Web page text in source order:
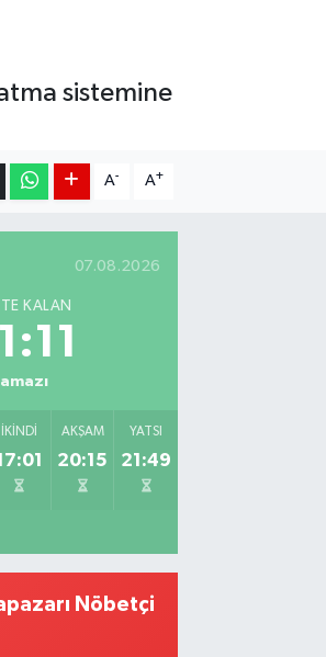
sistemine
A- A+
07.08.2026
KALAN
İKINDI AKŞAM
20:15
YATSI
21:49
Nöbetçi